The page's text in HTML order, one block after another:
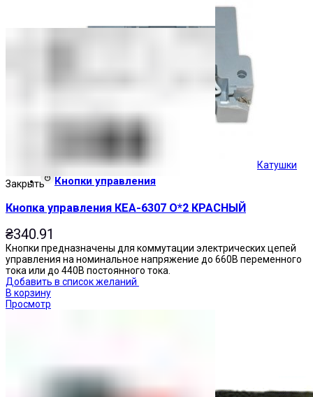
Катушки
Кнопки управления
Закрыть
Кнопка управления КЕА-6307 О*2 КРАСНЫЙ
₴340.91
Кнопки предназначены для коммутации электрических цепей
управления на номинальное напряжение до 660В переменного
тока или до 440В постоянного тока.
Добавить в список желаний
В корзину
Просмотр